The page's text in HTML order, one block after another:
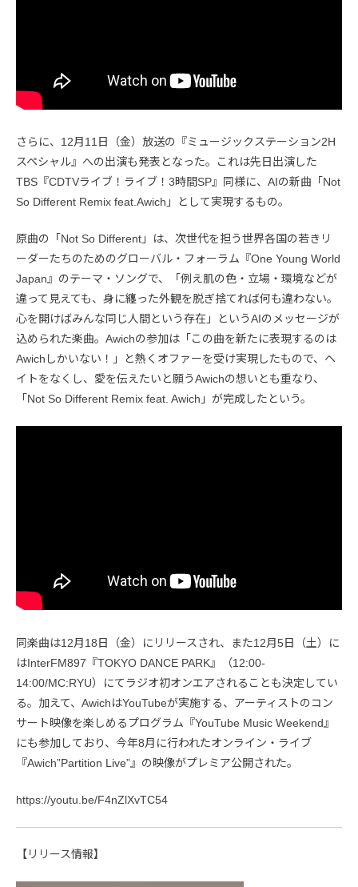
さらに、12月11日（金）放送の『ミュージックステーション2H
スペシャル』への出演も発表となった。これは先日出演した
TBS『CDTVライブ！ライブ！3時間SP』同様に、AIの新曲「Not
So Different Remix feat.Awich」として実現するもの。
原曲の「Not So Different」は、次世代を担う世界各国の若きリ
ーダーたちのためのグローバル・フォーラム『One Young World
Japan』のテーマ・ソングで、「例え肌の色・立場・環境などが
違って見えても、身に纏った外観を脱ぎ捨てれば何も違わない。
心を開けばみんな同じ人間という存在」というAIのメッセージが
込められた楽曲。Awichの参加は「この曲を新たに表現するのは
Awichしかいない！」と熱くオファーを受け実現したもので、ヘ
イトをなくし、愛を伝えたいと願うAwichの想いとも重なり、
「Not So Different Remix feat. Awich」が完成したという。
同楽曲は12月18日（金）にリリースされ、また12月5日（土）に
はInterFM897『TOKYO DANCE PARK』（12:00-
14:00/MC:RYU）にてラジオ初オンエアされることも決定してい
る。加えて、AwichはYouTubeが実施する、アーティストのコン
サート映像を楽しめるプログラム『YouTube Music Weekend』
にも参加しており、今年8月に行われたオンライン・ライブ
『Awich”Partition Live”』の映像がプレミア公開された。
https://youtu.be/F4nZlXvTC54
【リリース情報】